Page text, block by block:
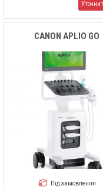
CANON APLIO GO
Під замовлення